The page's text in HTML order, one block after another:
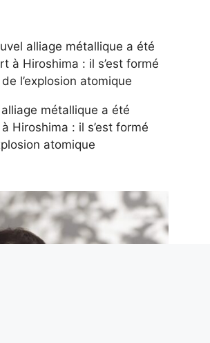
métallique a été
Hiroshima : il s’est formé
atomique